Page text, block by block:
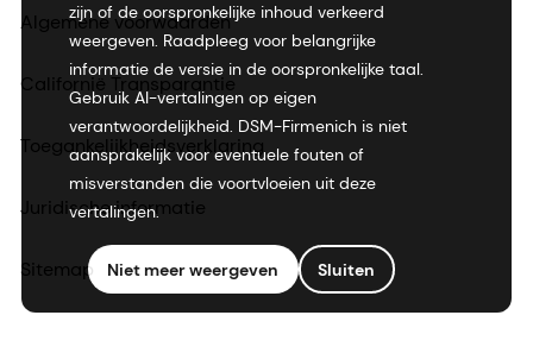
zijn of de oorspronkelijke inhoud verkeerd
weergeven. Raadpleeg voor belangrijke
informatie de versie in de oorspronkelijke taal.
Gebruik AI-vertalingen op eigen
verantwoordelijkheid. DSM-Firmenich is niet
aansprakelijk voor eventuele fouten of
misverstanden die voortvloeien uit deze
vertalingen.
Niet meer weergeven Sluiten
Algemene voorwaarden
Californië Transparantie
Toegankelijkheidsverklaring
Juridische informatie
Sitemap